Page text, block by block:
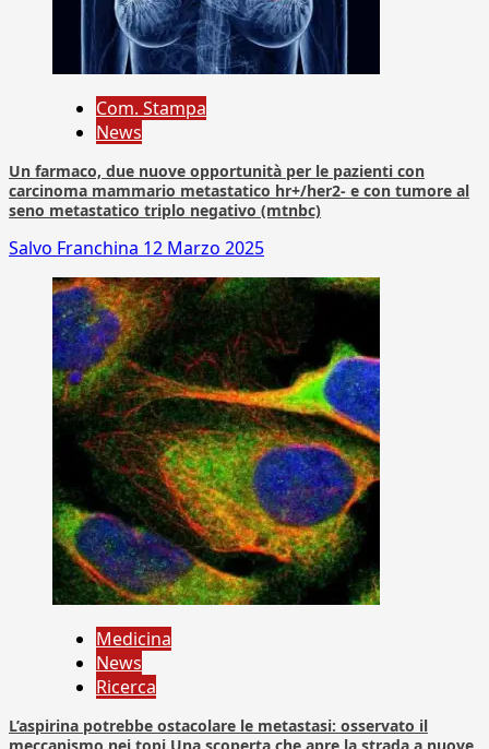
Com. Stampa
News
Un farmaco, due nuove opportunità per le pazienti con
carcinoma mammario metastatico hr+/her2- e con tumore al
seno metastatico triplo negativo (mtnbc)
Salvo Franchina 12 Marzo 2025
Medicina
News
Ricerca
L’aspirina potrebbe ostacolare le metastasi: osservato il